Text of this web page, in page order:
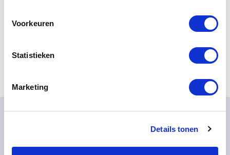
Voorkeuren
Statistieken
Marketing
Details tonen
Het verblijf in de verschillende hotels,
was prima geregeld.